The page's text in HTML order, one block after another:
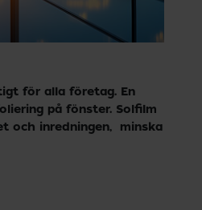
för alla företag. En
på fönster. Solfilm
inredningen, minska